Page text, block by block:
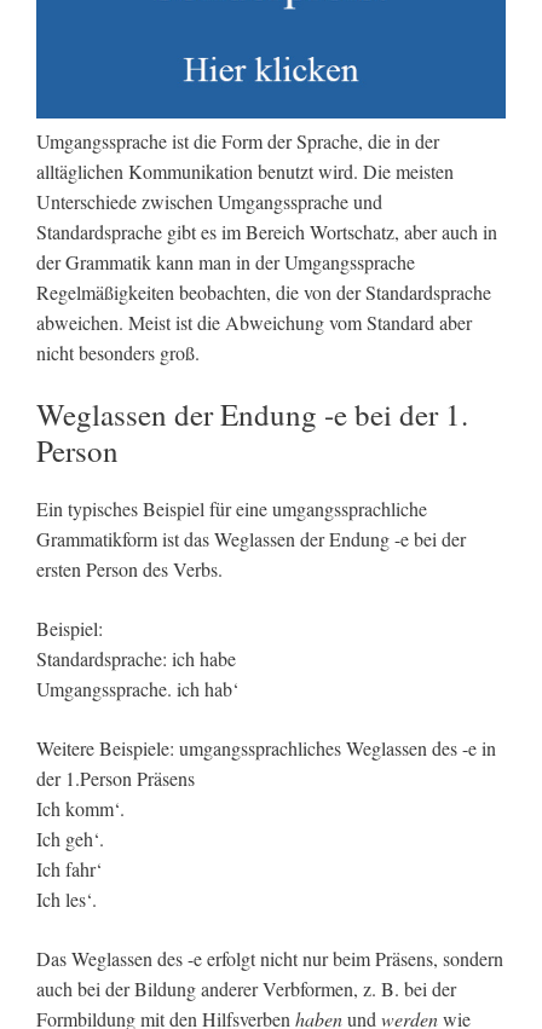
Umgangssprache ist die Form der Sprache, die in der
alltäglichen Kommunikation benutzt wird. Die meisten
Unterschiede zwischen Umgangssprache und
Standardsprache gibt es im Bereich Wortschatz, aber auch in
der Grammatik kann man in der Umgangssprache
Regelmäßigkeiten beobachten, die von der Standardsprache
abweichen. Meist ist die Abweichung vom Standard aber
nicht besonders groß.
Weglassen der Endung -e bei der 1.
Person
Ein typisches Beispiel für eine umgangssprachliche
Grammatikform ist das Weglassen der Endung -e bei der
ersten Person des Verbs.
Beispiel:
Standardsprache: ich habe
Umgangssprache. ich hab‘
Weitere Beispiele: umgangssprachliches Weglassen des -e in
der 1.Person Präsens
Ich komm‘.
Ich geh‘.
Ich fahr‘
Ich les‘.
Das Weglassen des -e erfolgt nicht nur beim Präsens, sondern
auch bei der Bildung anderer Verbformen, z. B. bei der
Formbildung mit den Hilfsverben habenund werdenwie